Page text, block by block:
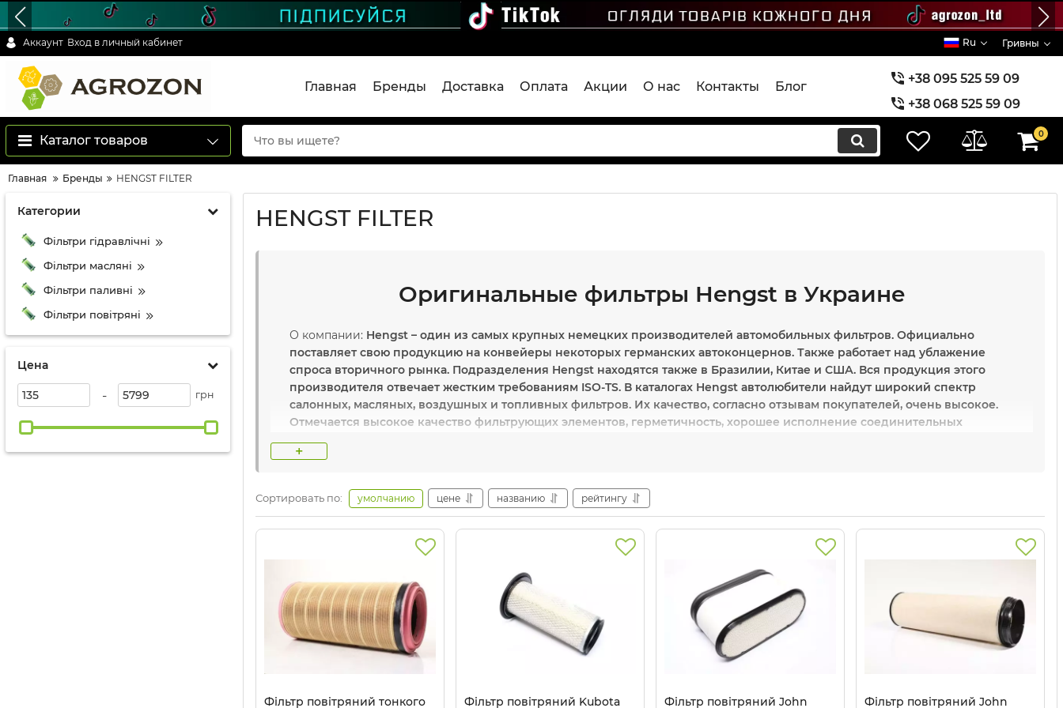
Аккаунт Вход в личный кабинет Ru Гривны
Главная Бренды Доставка Оплата Акции О нас Контакты Блог
+38 095 525 59 09
+38 068 525 59 09
+38 073 525 59 09
Каталог товаров 0
Главная Бренды HENGST FILTER
Категории
Фільтри гідравлічні
Фільтри масляні
Фільтри паливні
Фільтри повітряні
Цена
- грн
HENGST FILTER
Оригинальные фильтры Hengst в Украине
О компании: Hengst – один из самых крупных немецких производителей автомобильных фильтров. Официально
поставляет свою продукцию на конвейеры некоторых германских автоконцернов. Также работает над ублажение
спроса вторичного рынка. Подразделения Hengst находятся также в Бразилии, Китае и США. Вся продукция этого
производителя отвечает жестким требованиям ISO-TS. В каталогах Hengst автолюбители найдут широкий спектр
салонных, масляных, воздушных и топливных фильтров. Их качество, согласно отзывам покупателей, очень высокое.
Отмечается высокое качество фильтрующих элементов, герметичность, хорошее исполнение соединительных
элементов и серьезный эксплуатационный ресурс. По сути это самые оригинальные расходники, но уже под именем
компании Hengst. Единственный недостаток: высокая цена. Некоторые модели можно условно назвать бюджетными,
что фильтры Hengst с китайских заводов несколько уступают фильтрам из других производственных подразделений.
К счастью, продукцию этой компании практически не подделывают.
Основные преимущества компании:
высокий технический уровень, широкий ассортимент изделий, отличное
Самое известное оборудование: фильтры
Название производителя: Hengst GmbH & Co. KG.
+
Сортировать по: умолчанию цене названию рейтингу
Фільтр повітряний тонкого
Фільтр повітряний Kubota
Фільтр повітряний John
Фільтр повітряний John